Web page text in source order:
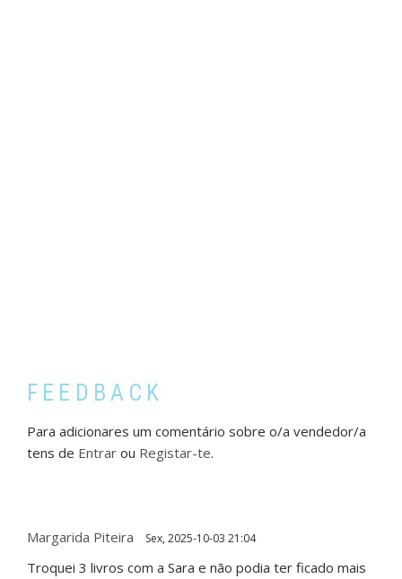
FEEDBACK
Para adicionares um comentário sobre o/a vendedor/a
tens de Entrar ou Registar-te.
Margarida Piteira Sex, 2025-10-03 21:04
Troquei 3 livros com a Sara e não podia ter ficado mais